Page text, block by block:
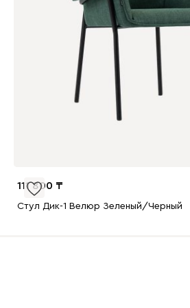
111 800
Стул Дик-1 Велюр Зеленый/Черный